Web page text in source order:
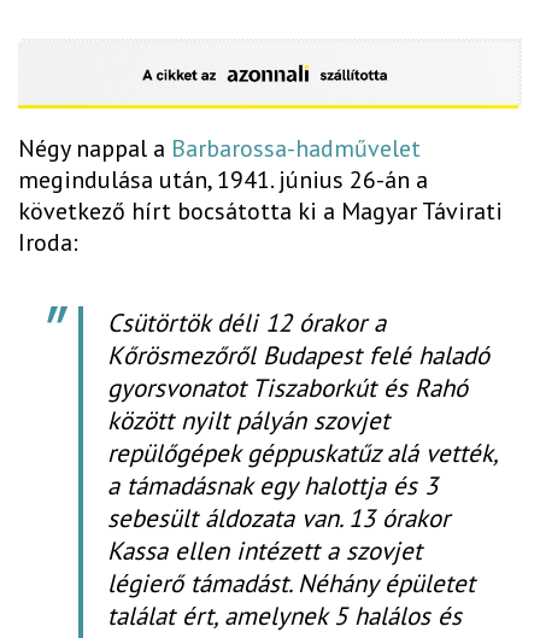
Négy nappal a Barbarossa-hadművelet
megindulása után, 1941. június 26-án a
következő hírt bocsátotta ki a Magyar Távirati
Iroda:
Csütörtök déli 12 órakor a
Kőrösmezőről Budapest felé haladó
gyorsvonatot Tiszaborkút és Rahó
között nyilt pályán szovjet
repülőgépek géppuskatűz alá vették,
a támadásnak egy halottja és 3
sebesült áldozata van. 13 órakor
Kassa ellen intézett a szovjet
légierő támadást. Néhány épületet
találat ért, amelynek 5 halálos és